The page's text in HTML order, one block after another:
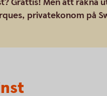
privatekonom på